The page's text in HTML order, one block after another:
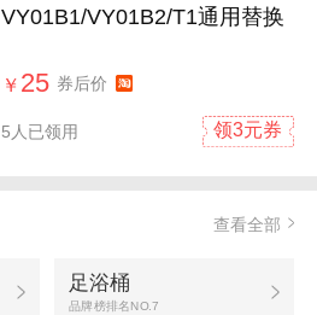
VY01B1/VY01B2/T1通用替换
￥ 25 券后价
5人已领用 领3元券
查看全部
足浴桶
品牌榜排名NO.7